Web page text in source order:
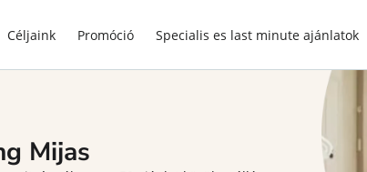
Céljaink Promóció Specialis es last minute ajánlatok
Mijas